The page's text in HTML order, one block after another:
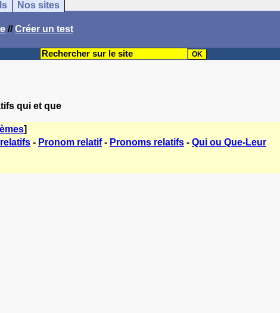
Nos sites
//Créer un test
qui et que
]
- Pronom relatif- Pronoms relatifs - Qui ou Que-Leur